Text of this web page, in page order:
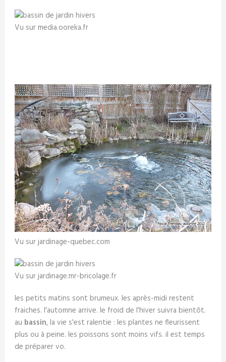
Vu sur media.ooreka.fr
Vu sur jardinage-quebec.com
Vu sur jardinage.mr-bricolage.fr
les petits matins sont brumeux. les après-midi restent
fraiches. l'automne arrive. le froid de l'hiver suivra bientôt.
au bassin, la vie s'est ralentie : les plantes ne fleurissent
plus ou à peine. les poissons sont moins vifs. il est temps
de préparer vo.